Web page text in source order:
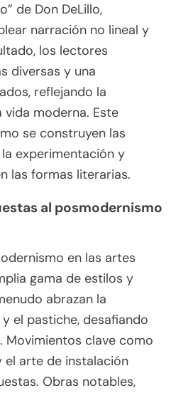
de Don DeLillo,
narración no lineal y
los lectores
diversas y una
reflejando la
moderna. Este
se construyen las
experimentación y
las formas literarias.
al posmodernismo
en las artes
gama de estilos y
abrazan la
el pastiche, desafiando
Movimientos clave como
arte de instalación
Obras notables,